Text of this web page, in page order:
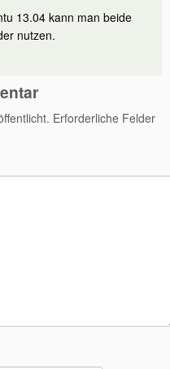
13.04 kann man beide
nutzen.
Erforderliche Felder